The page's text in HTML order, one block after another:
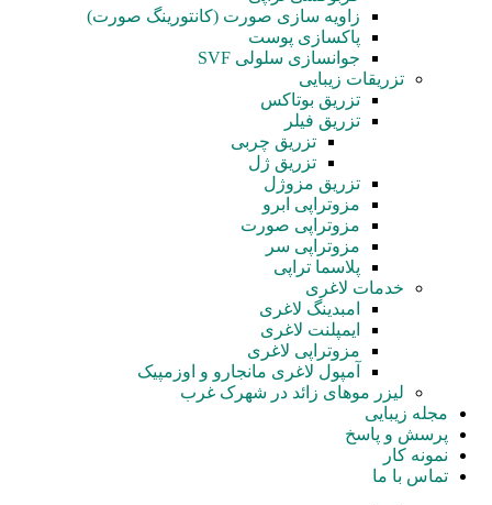
زاویه سازی صورت (کانتورینگ صورت)
پاکسازی پوست
جوانسازی سلولی SVF
تزریقات زیبایی
تزریق بوتاکس
تزریق فیلر
تزریق چربی
تزریق ژل
تزریق مزوژل
مزوتراپی ابرو
مزوتراپی صورت
مزوتراپی سر
پلاسما تراپی
خدمات لاغری
امبدینگ لاغری
ایمپلنت لاغری
مزوتراپی لاغری
آمپول‌ لاغری مانجارو و اوزمپیک
لیزر موهای زائد در شهرک غرب
مجله زیبایی
پرسش و پاسخ
نمونه کار
تماس با ما